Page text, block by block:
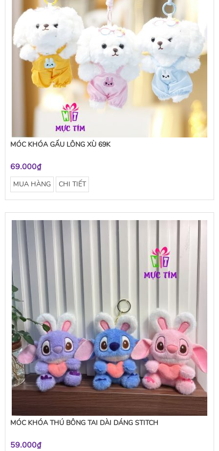
MÓC KHÓA GẤU LÔNG XÙ 69K
69.000₫
MUA HÀNG CHI TIẾT
MÓC KHÓA THÚ BÔNG TAI DÀI DÁNG STITCH
59.000₫